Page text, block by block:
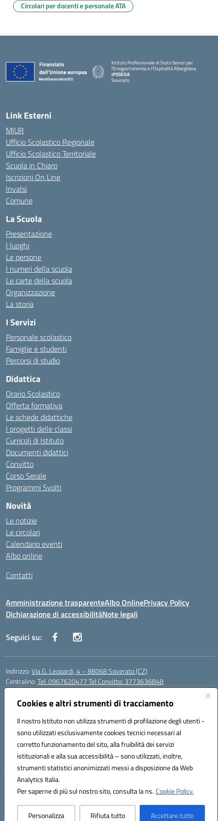
Cookies e altri strumenti di tracciamento
Il nostro Istituto non utilizza strumenti di profilazione degli utenti -
sono utilizzati esclusivamente cookies tecnici necessari al
corretto funzionamento del sito, alla fruibilità dei servizi
istituzionali e alla sua accessibilità – sono utilizzati, inoltre,
strumenti statistici anonimizzati messi a disposizione da Web
Analytics Italia.
Per saperne di più sul nostro sito, consulta la ns.Cookie Policy.
Personalizza Rifiuta tutto Accettare tutto
Circolari per docenti e personale ATA
Istituto Professionale di Stato Servizi per
l'Enogastronomia e l'Ospitalità Alberghiera
IPSSEOA
Soverato
Link Esterni
MIUR
Ufficio Scolastico Regionale
Ufficio Scolastico Territoriale
Scuola in Chiaro
Iscrizioni On Line
Invalsi
Comune
La Scuola
Presentazione
I luoghi
Le persone
I numeri della scuola
Le carte della scuola
Organizzazione
La storia
I Servizi
Personale scolastico
Famiglie e studenti
Percorsi di studio
Didattica
Orario Scolastico
Offerta formativa
Le schede didattiche
I progetti delle classi
Curricoli di Istituto
Documenti didattici
Convitto
Corso Serale
Programmi Svolti
Novità
Le notizie
Le circolari
Calendario eventi
Albo online
Contatti
Amministrazione trasparenteAlbo OnlinePrivacy Policy
Dichiarazione di accessibilitàNote legali
Seguici su:
Indirizzo:Via G. Leopardi, 4 – 88068 Soverato (CZ)
Centralino:Tel: 0967620477 Tel Convitto: 3773636848
Email:
Posta elettronica certificata (PEC):czrh04000q@pec.istruzione.it
Codice fiscale: 84000690796
Codice meccanografico:CZRH04000Q
Codice Indice delle Pubbliche Amministrazioni (IPA): istsc_czrh04000q
Codice unico di fatturazione (CUF): UF9M13
Hosting & Powered by 3D Solution S.r.l.
Concept & Design by Designers Italia